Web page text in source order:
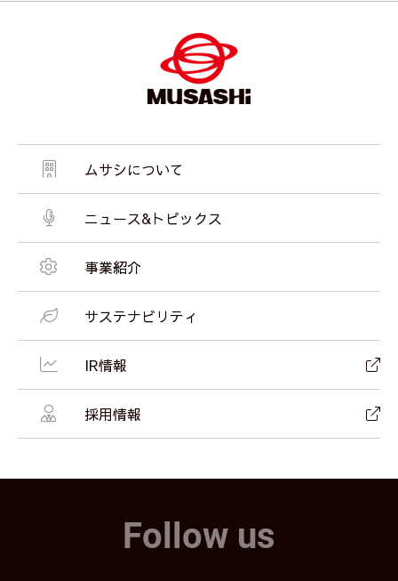
ムサシについて
ニュース&トピックス
事業紹介
サステナビリティ
IR情報
採用情報
Follow us